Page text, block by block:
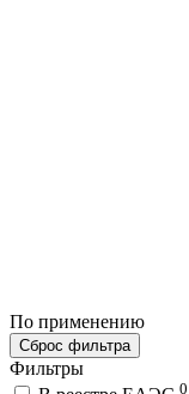
По применению
Сброс фильтра
Фильтры
0